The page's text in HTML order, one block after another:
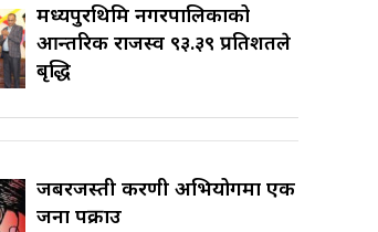
मध्यपुरथिमि नगरपालिकाको
आन्तरिक राजस्व ९३.३९ प्रतिशतले
बृद्धि
जबरजस्ती करणी अभियोगमा एक
जना पक्राउ